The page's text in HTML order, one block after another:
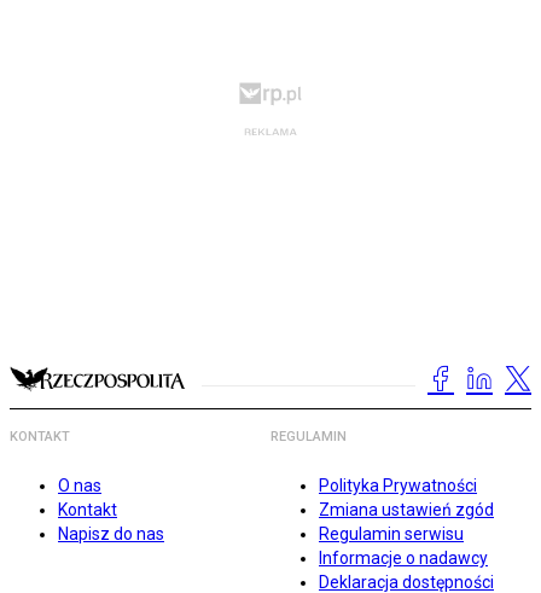
KONTAKT
O nas
Kontakt
Napisz do nas
REGULAMIN
Polityka Prywatności
Zmiana ustawień zgód
Regulamin serwisu
Informacje o nadawcy
Deklaracja dostępności